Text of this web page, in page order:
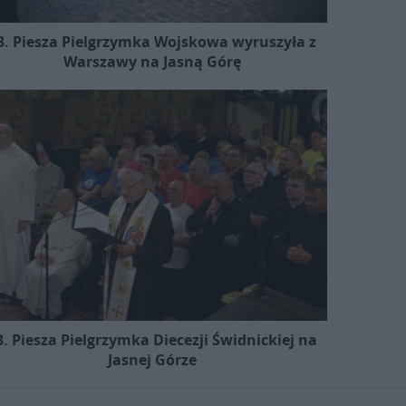
Piesza Pielgrzymka Wojskowa wyruszyła z
Warszawy na Jasną Górę
Piesza Pielgrzymka Diecezji Świdnickiej na
Jasnej Górze